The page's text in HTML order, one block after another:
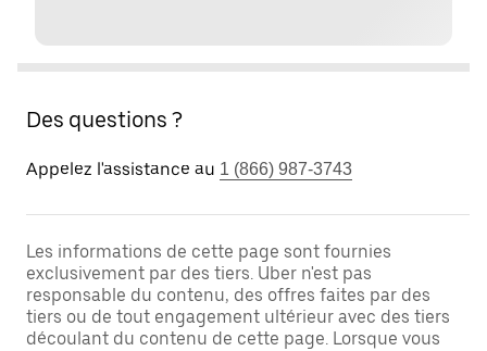
Des questions ?
Appelez l'assistance au 1 (866) 987-3743
Les informations de cette page sont fournies
exclusivement par des tiers. Uber n'est pas
responsable du contenu, des offres faites par des
tiers ou de tout engagement ultérieur avec des tiers
découlant du contenu de cette page. Lorsque vous